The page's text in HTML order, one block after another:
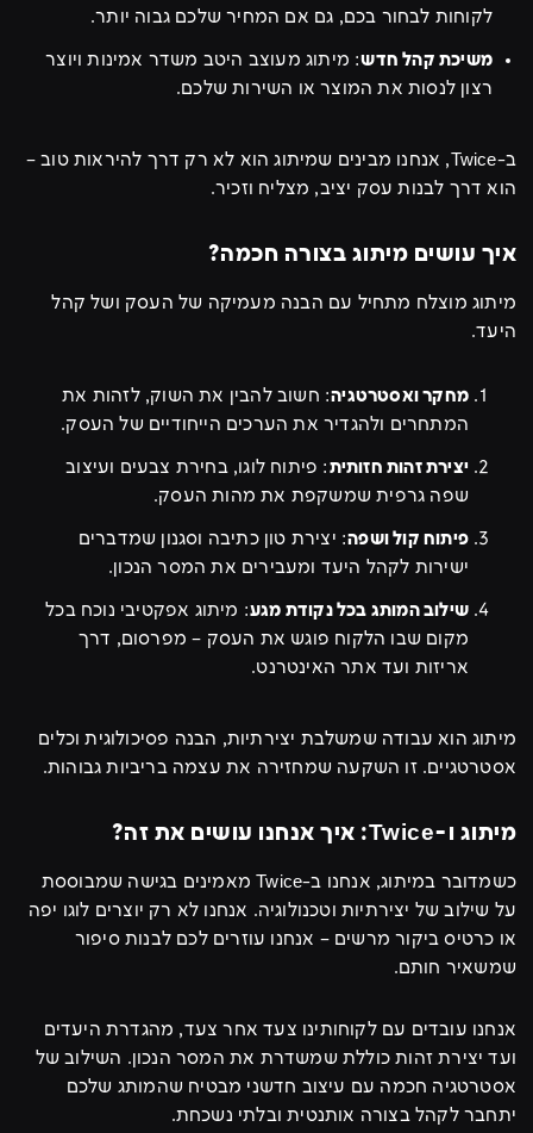
לקוחות לבחור בכם, גם אם המחיר שלכם גבוה יותר.
משיכת קהל חדש: מיתוג מעוצב היטב משדר אמינות ויוצר
רצון לנסות את המוצר או השירות שלכם.
ב-Twice, אנחנו מבינים שמיתוג הוא לא רק דרך להיראות טוב –
הוא דרך לבנות עסק יציב, מצליח וזכיר.
איך עושים מיתוג בצורה חכמה?
מיתוג מוצלח מתחיל עם הבנה מעמיקה של העסק ושל קהל
היעד.
מחקר ואסטרטגיה: חשוב להבין את השוק, לזהות את
המתחרים ולהגדיר את הערכים הייחודיים של העסק.
יצירת זהות חזותית: פיתוח לוגו, בחירת צבעים ועיצוב
שפה גרפית שמשקפת את מהות העסק.
פיתוח קול ושפה: יצירת טון כתיבה וסגנון שמדברים
ישירות לקהל היעד ומעבירים את המסר הנכון.
שילוב המותג בכל נקודת מגע: מיתוג אפקטיבי נוכח בכל
מקום שבו הלקוח פוגש את העסק – מפרסום, דרך
אריזות ועד אתר האינטרנט.
מיתוג הוא עבודה שמשלבת יצירתיות, הבנה פסיכולוגית וכלים
אסטרטגיים. זו השקעה שמחזירה את עצמה בריביות גבוהות.
מיתוג ו-Twice: איך אנחנו עושים את זה?
כשמדובר במיתוג, אנחנו ב-Twice מאמינים בגישה שמבוססת
על שילוב של יצירתיות וטכנולוגיה. אנחנו לא רק יוצרים לוגו יפה
או כרטיס ביקור מרשים – אנחנו עוזרים לכם לבנות סיפור
שמשאיר חותם.
אנחנו עובדים עם לקוחותינו צעד אחר צעד, מהגדרת היעדים
ועד יצירת זהות כוללת שמשדרת את המסר הנכון. השילוב של
אסטרטגיה חכמה עם עיצוב חדשני מבטיח שהמותג שלכם
יתחבר לקהל בצורה אותנטית ובלתי נשכחת.